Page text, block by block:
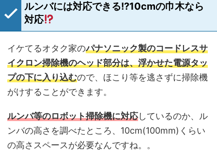
ルンバには対応できる!?10cmの巾木なら
対応
イケてるオタク家のパナソニック製のコードレスサ
イクロン掃除機のヘッド部分は、浮かせた電源タッ
プの下に入り込むので、ほこり等を逃さずに掃除機
がけすることができます。
ルンバ等のロボット掃除機に対応しているのか、ル
ンバの高さを調べたところ、10cm(100mm)くらい
の高さスペースが必要なんですね。。